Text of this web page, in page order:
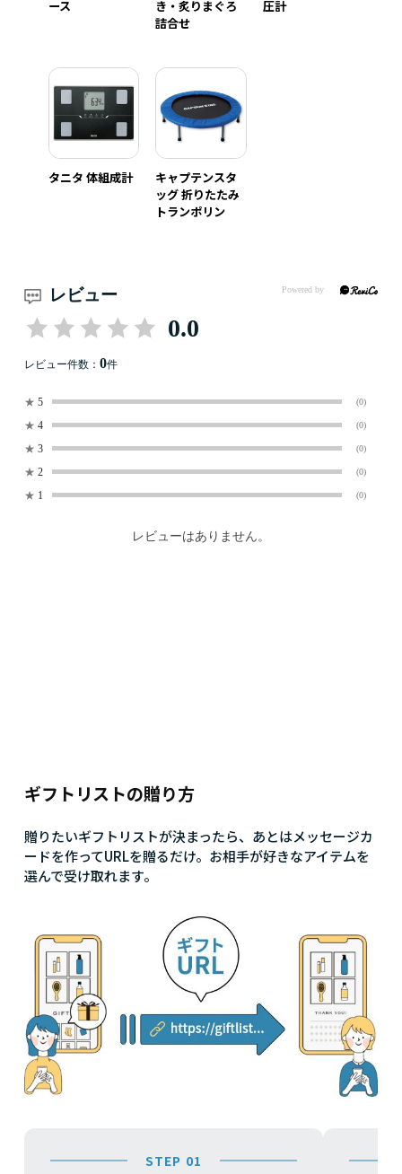
ース
き・炙りまぐろ
詰合せ
圧計
タニタ 体組成計
キャプテンスタ
ッグ 折りたたみ
トランポリン
レビュー
0.0
レビュー件数： 0件
★ 5 (0)
★ 4 (0)
★ 3 (0)
★ 2 (0)
★ 1 (0)
レビューはありません。
ギフトリストの贈り方
贈りたいギフトリストが決まったら、あとはメッセージカ
ードを作ってURLを贈るだけ。お相手が好きなアイテムを
選んで受け取れます。
STEP 01